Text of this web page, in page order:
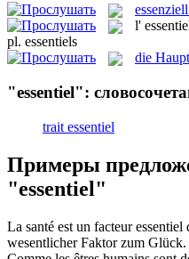
essenziell
l'
pl. essentiels
die
"essentiel":
trait essentiel
Примеры
"essentiel"
La santé est un facteuressentiel
wesentlicherFaktor zum Glück.